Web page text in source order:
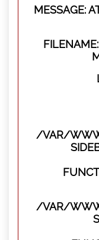
MESSAGE:
/VAR/
/VAR/